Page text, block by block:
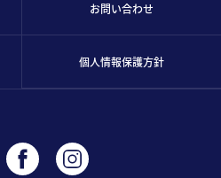
お問い合わせ
個人情報保護方針